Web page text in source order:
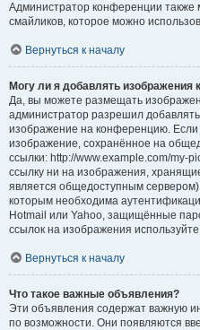
Администратор конференции также
смайликов, которое можно
Вернуться к началу
Могу ли я добавлять изображения
Да, вы можете размещать
администратор разрешил
изображение на конференцию. Если
изображение, сохранённое на
ссылки: http://www.example.com/my-
ссылку ни на изображения,
является общедоступным
которым необходима
Hotmail или Yahoo, защищённые
ссылок на изображения
Вернуться к началу
Что такое важные объявления?
Эти объявления содержат важную
по возможности. Они появляются